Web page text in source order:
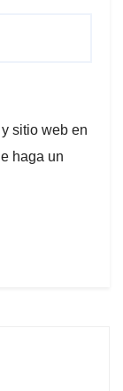
sitio web en
haga un